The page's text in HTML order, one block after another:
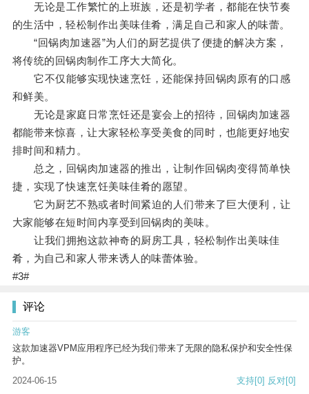
无论是工作繁忙的上班族，还是初学者，都能在快节奏
的生活中，轻松制作出美味佳肴，满足自己和家人的味蕾。
“回锅肉加速器”为人们的厨艺提供了便捷的解决方案，
将传统的回锅肉制作工序大大简化。
它不仅能够实现快速烹饪，还能保持回锅肉原有的口感
和鲜美。
无论是家庭日常烹饪还是宴会上的招待，回锅肉加速器
都能带来惊喜，让大家轻松享受美食的同时，也能更好地安
排时间和精力。
总之，回锅肉加速器的推出，让制作回锅肉变得简单快
捷，实现了快速烹饪美味佳肴的愿望。
它为厨艺不熟或者时间紧迫的人们带来了巨大便利，让
大家能够在短时间内享受到回锅肉的美味。
让我们拥抱这款神奇的厨房工具，轻松制作出美味佳
肴，为自己和家人带来诱人的味蕾体验。
#3#
评论
游客
这款加速器VPM应用程序已经为我们带来了无限的隐私保护和安全性保
护。
2024-06-15
支持[0] 反对[0]